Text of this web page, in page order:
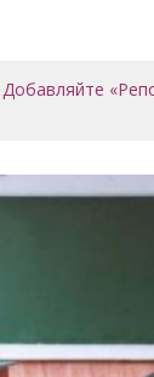
Добавляйте